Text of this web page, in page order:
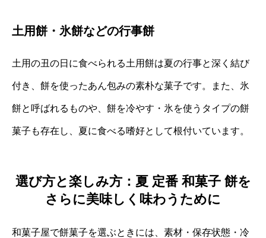
土用餅・氷餅などの行事餅
土用の丑の日に食べられる土用餅は夏の行事と深く結び
付き、餅を使ったあん包みの素朴な菓子です。また、氷
餅と呼ばれるものや、餅を冷やす・氷を使うタイプの餅
菓子も存在し、夏に食べる嗜好として根付いています。
選び方と楽しみ方：夏 定番 和菓子 餅を
さらに美味しく味わうために
和菓子屋で餅菓子を選ぶときには、素材・保存状態・冷